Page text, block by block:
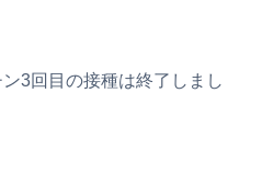
3回目の接種は終了しまし